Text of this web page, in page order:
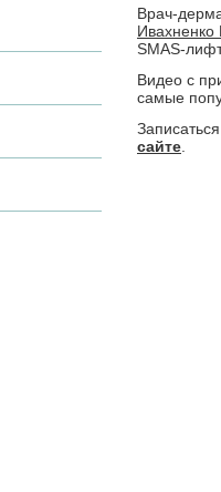
Врач-
Ивахненко
SMAS-
Видео с
самые
сайте